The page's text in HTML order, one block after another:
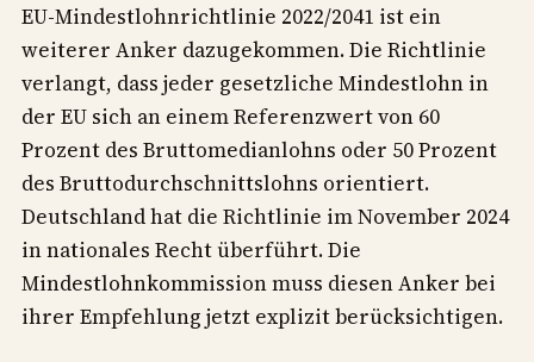
EU-Mindestlohnrichtlinie 2022/2041 ist ein
weiterer Anker dazugekommen. Die Richtlinie
verlangt, dass jeder gesetzliche Mindestlohn in
der EU sich an einem Referenzwert von 60
Prozent des Bruttomedianlohns oder 50 Prozent
des Bruttodurchschnittslohns orientiert.
Deutschland hat die Richtlinie im November 2024
in nationales Recht überführt. Die
Mindestlohnkommission muss diesen Anker bei
ihrer Empfehlung jetzt explizit berücksichtigen.